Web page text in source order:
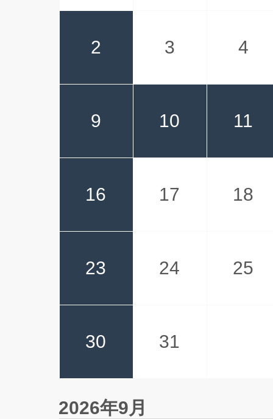
2 3 4
9 10 11
16 17 18
23 24 25
30 31
2026年9月